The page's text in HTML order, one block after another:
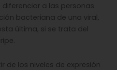
a las personas
bacteriana de una viral,
última, si se trata del
de los niveles de expresión